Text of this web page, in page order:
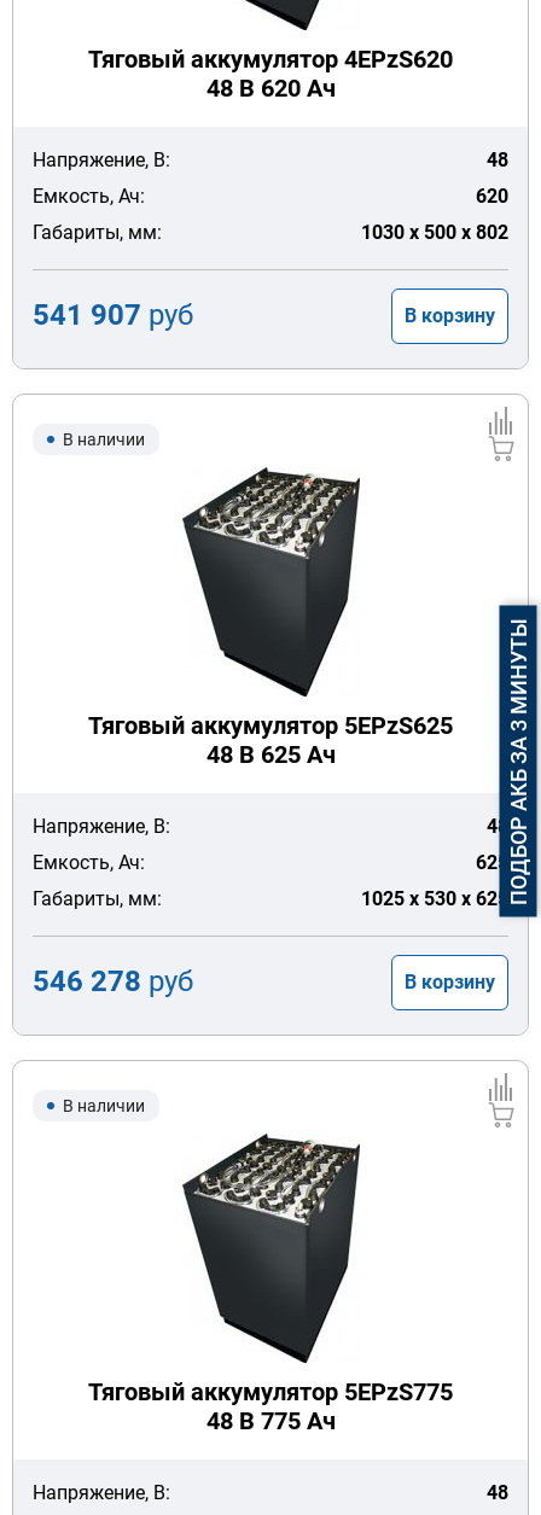
Тяговый аккумулятор 4EPzS620
48 В 620 Ач
Напряжение, В:
48
Емкость, Ач:
620
Габариты, мм:
1030 x 500 x 802
541 907 руб В корзину
В наличии
Тяговый аккумулятор 5EPzS625
48 В 625 Ач
Напряжение, В:
48
Емкость, Ач:
625
Габариты, мм:
1025 x 530 x 625
546 278 руб В корзину
В наличии
Тяговый аккумулятор 5EPzS775
48 В 775 Ач
Напряжение, В:
48
ПОДБОР АКБ ЗА 3 МИНУТЫ